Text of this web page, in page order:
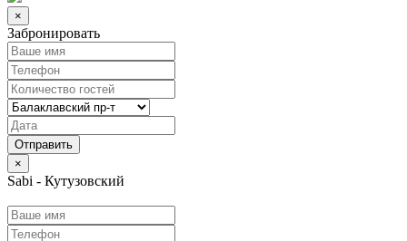
×
Забронировать
×
Sabi - Кутузовский